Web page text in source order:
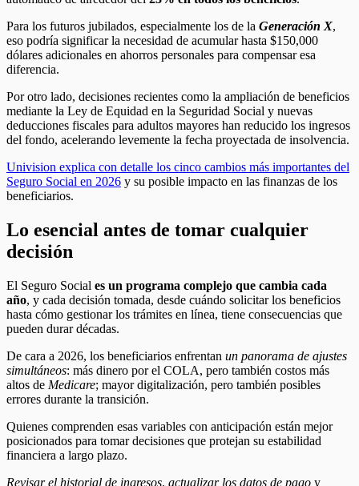
Para los futuros jubilados, especialmente los de la Generación X,
eso podría significar la necesidad de acumular hasta $150,000
dólares adicionales en ahorros personales para compensar esa
diferencia.
Por otro lado, decisiones recientes como la ampliación de beneficios
mediante la Ley de Equidad en la Seguridad Social y nuevas
deducciones fiscales para adultos mayores han reducido los ingresos
del fondo, acelerando levemente la fecha proyectada de insolvencia.
Univision explica con detalle los cinco cambios más importantes del
Seguro Social en 2026 y su posible impacto en las finanzas de los
beneficiarios.
Lo esencial antes de tomar cualquier
decisión
El Seguro Social es un programa complejo que cambia cada
año, y cada decisión tomada, desde cuándo solicitar los beneficios
hasta cómo gestionar los trámites en línea, tiene consecuencias que
pueden durar décadas.
De cara a 2026, los beneficiarios enfrentan un panorama de ajustes
simultáneos: más dinero por el COLA, pero también costos más
altos de Medicare; mayor digitalización, pero también posibles
errores durante la transición.
Quienes comprenden esas variables con anticipación están mejor
posicionados para tomar decisiones que protejan su estabilidad
financiera a largo plazo.
Revisar el historial de ingresos, actualizar los datos de pago y